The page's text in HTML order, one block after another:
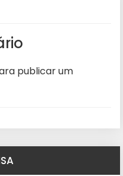
publicar um